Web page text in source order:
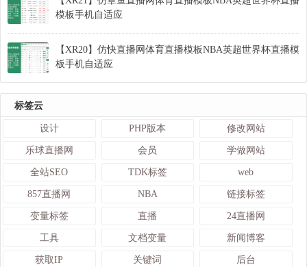
模板手机自适应
【XR20】仿快直播网体育直播模板NBA英超世界杯直播模
板手机自适应
标签云
设计 PHP版本 修改网站
乐球直播网 会员 学做网站
全站SEO TDK标签 web
857直播网 NBA 链接标签
变量标签 直播 24直播网
工具 文档变量 新闻博客
获取IP 关键词 后台